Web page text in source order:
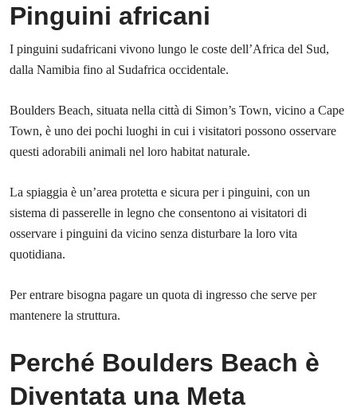
Pinguini africani
I pinguini sudafricani vivono lungo le coste dell’Africa del Sud,
dalla Namibia fino al Sudafrica occidentale.
Boulders Beach, situata nella città di Simon’s Town, vicino a Cape
Town, è uno dei pochi luoghi in cui i visitatori possono osservare
questi adorabili animali nel loro habitat naturale.
La spiaggia è un’area protetta e sicura per i pinguini, con un
sistema di passerelle in legno che consentono ai visitatori di
osservare i pinguini da vicino senza disturbare la loro vita
quotidiana.
Per entrare bisogna pagare un quota di ingresso che serve per
mantenere la struttura.
Perché Boulders Beach è
Diventata una Meta